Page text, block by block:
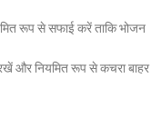
रूप से सफाई करें ताकि भोजन
और नियमित रूप से कचरा बाहर